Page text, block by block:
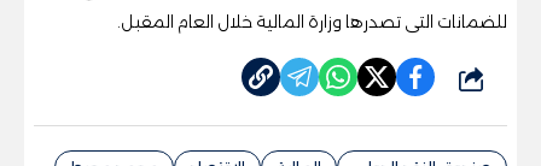
للضمانات التى تصدرها وزارة المالية خلال العام المقبل.
شارك